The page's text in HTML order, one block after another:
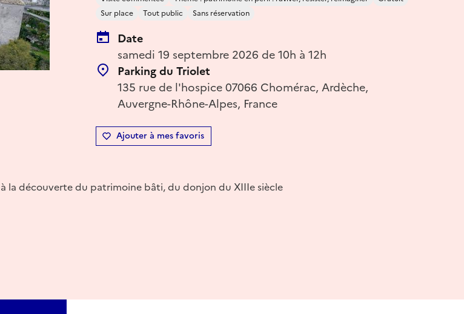
Sur place
Tout public Sans réservation
Date
samedi 19 septembre 2026 de 10h à 12h
Parking du Triolet
135 rue de l'hospice 07066 Chomérac, Ardèche,
Auvergne-Rhône-Alpes, France
Ajouter à mes favoris
la découverte du patrimoine bâti, du donjon du XIIIe siècle